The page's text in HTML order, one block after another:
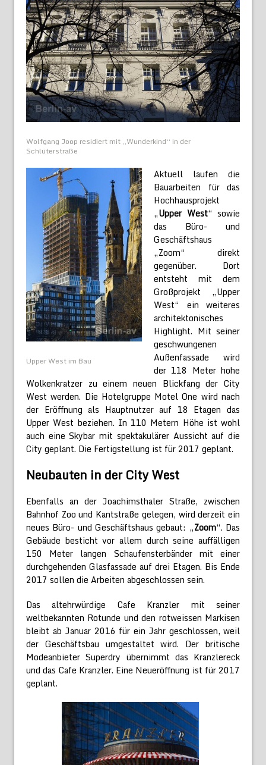
Wolfgang Joop residiert mit „Wunderkind“ in der
Schlüterstraße
Upper West im Bau
Aktuell laufen die
Bauarbeiten für das
Hochhausprojekt
„Upper West“ sowie
das Büro- und
Geschäftshaus
„Zoom“ direkt
gegenüber. Dort
entsteht mit dem
Großprojekt „Upper
West“ ein weiteres
architektonisches
Highlight. Mit seiner
geschwungenen
Außenfassade wird
der 118 Meter hohe
Wolkenkratzer zu einem neuen Blickfang der City
West werden. Die Hotelgruppe Motel One wird nach
der Eröffnung als Hauptnutzer auf 18 Etagen das
Upper West beziehen. In 110 Metern Höhe ist wohl
auch eine Skybar mit spektakulärer Aussicht auf die
City geplant. Die Fertigstellung ist für 2017 geplant.
Neubauten in der City West
Ebenfalls an der Joachimsthaler Straße, zwischen
Bahnhof Zoo und Kantstraße gelegen, wird derzeit ein
neues Büro- und Geschäftshaus gebaut: „Zoom“. Das
Gebäude besticht vor allem durch seine auffälligen
150 Meter langen Schaufensterbänder mit einer
durchgehenden Glasfassade auf drei Etagen. Bis Ende
2017 sollen die Arbeiten abgeschlossen sein.
Das altehrwürdige Cafe Kranzler mit seiner
weltbekannten Rotunde und den rotweissen Markisen
bleibt ab Januar 2016 für ein Jahr geschlossen, weil
der Geschäftsbau umgestaltet wird. Der britische
Modeanbieter Superdry übernimmt das Kranzlereck
und das Cafe Kranzler. Eine Neueröffnung ist für 2017
geplant.